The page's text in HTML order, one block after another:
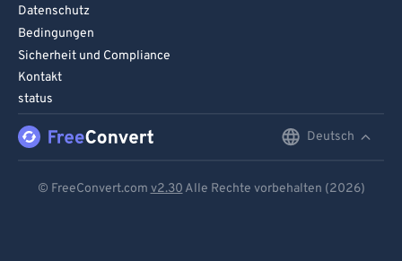
Datenschutz
Bedingungen
Sicherheit und Compliance
Kontakt
status
Deutsch
© FreeConvert.com v2.30 Alle Rechte vorbehalten (2026)